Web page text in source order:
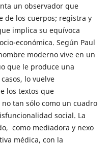
un observador que
de los cuerpos; registra y
implica su equívoca
económica. Según Paul
moderno vive en un
que le produce una
lo vuelve
los textos que
tan sólo como un cuadro
social. La
como mediadora y nexo
médica, con la